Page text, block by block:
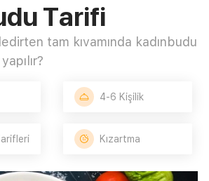
Tarifi
tam kıvamında kadınbudu
4-6 Kişilik
Kızartma